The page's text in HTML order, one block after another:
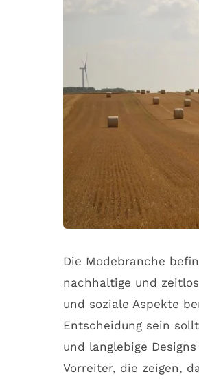
Die Modebranche
nachhaltige und
und soziale Aspekte
Entscheidung sein
und langlebige
Vorreiter, die zeigen,